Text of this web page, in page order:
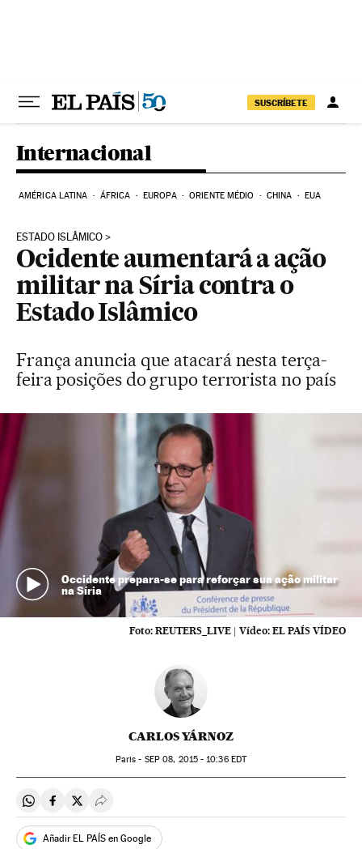
SUSCRÍBETE
Internacional
AMÉRICA LATINA ÁFRICA EUROPA ORIENTE MÉDIO CHINA EUA
ESTADO ISLÂMICO
Ocidente aumentará a ação
militar na Síria contra o
Estado Islâmico
França anuncia que atacará nesta terça-
feira posições do grupo terrorista no país
Occidente prepara-se para reforçar sua ação militar
na Síria
Foto: REUTERS_LIVE | Vídeo: EL PAÍS VÍDEO
CARLOS YÁRNOZ
Paris - SEP 08, 2015 - 10:36EDT
Compartir en Whatsapp
Compartir en Facebook
Compartir en Twitter
Desplegar Redes Sociales
Añadir EL PAÍS en Google